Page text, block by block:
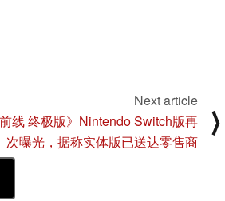
Next article
前线 终极版》Nintendo Switch版再
次曝光，据称实体版已送达零售商
⟩